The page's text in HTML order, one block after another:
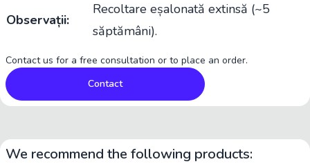
Observații:
Recoltare eșalonată extinsă (~5
săptămâni).
Contact us for a free consultation or to place an order.
Contact
We recommend the following products: